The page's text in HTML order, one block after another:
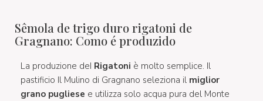
Sêmola de trigo duro rigatoni de
Gragnano: Como é produzido
La produzione deI Rigatoni è molto semplice. Il
pastificio Il Mulino di Gragnano seleziona il miglior
grano pugliese e utilizza solo acqua pura del Monte